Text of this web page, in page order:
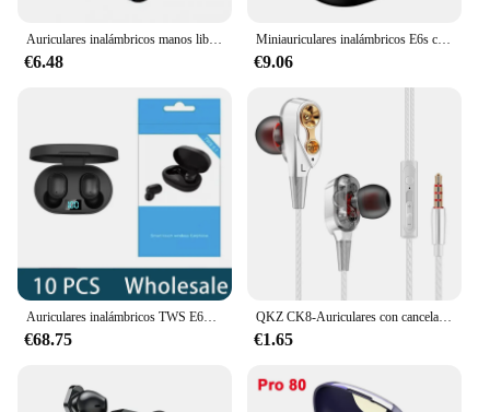
€6.48
Miniauriculares inalámbricos E6s con Bluetooth, audífonos estéreo intrauditivos deportivos con pantalla Digital inteligente, nuevo modelo, venta al por mayor
€9.06
Auriculares inalámbricos TWS E6S con Bluetooth 5,1, auriculares estéreo con micrófono para Iphone y Xiaomi, venta al por mayor, 10 unidades
€68.75
QKZ CK8-Auriculares con cancelación de ruido, audífonos con cable, Hifi, venta al por mayor
€1.65